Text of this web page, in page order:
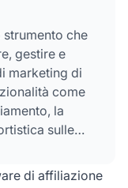
che
gestire e
marketing di
come
la
sulle
di affiliazione